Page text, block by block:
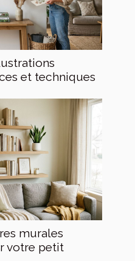
et techniques
murales
votre petit